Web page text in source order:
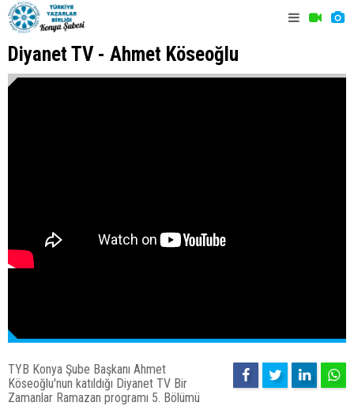
Diyanet TV - Ahmet Köseoğlu
TYB Konya Şube Başkanı Ahmet
Köseoğlu'nun katıldığı Diyanet TV Bir
Zamanlar Ramazan programı 5. Bölümü